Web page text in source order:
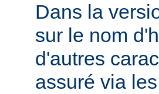
Dans la
sur le nom
d'autres
assuré via